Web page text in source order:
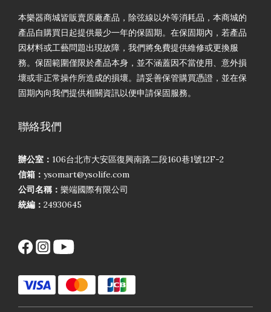
本樂器商城皆販賣原廠產品，除弦線以外等消耗品，本商城的
產品自購買日起提供最少一年的保固期。在保固期內，若產品
因材料或工藝問題出現故障，我們將免費提供維修或更換服
務。保固範圍僅限於產品本身，並不涵蓋因不當使用、意外損
壞或非正常操作所造成的損壞。請妥善保管購買憑證，並在保
固期內向我們提供相關資訊以便申請保固服務。
聯絡我們
辦公室： 106台北市大安區復興南路二段160巷1號12F-2
信箱： ysomart@ysolife.com
公司名稱： 樂端國際有限公司
統編： 24930645